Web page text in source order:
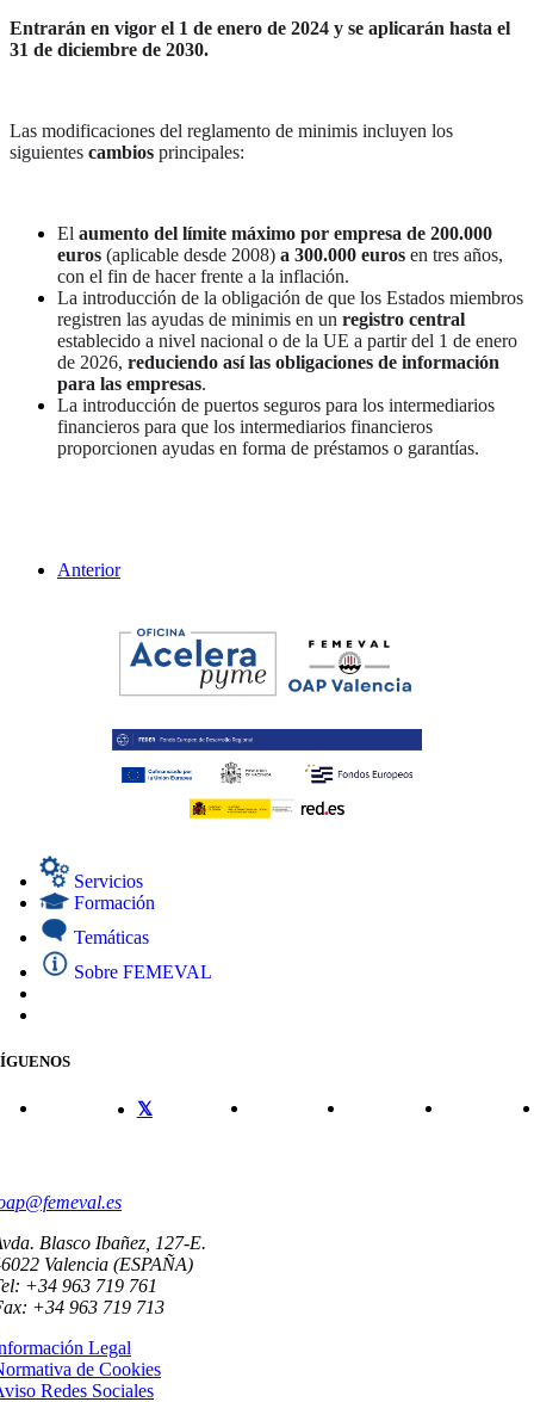
Entrarán en vigor el 1 de enero de 2024 y se aplicarán hasta el
31 de diciembre de 2030.
Las modificaciones del reglamento de minimis incluyen los
siguientes cambios principales:
El aumento del límite máximo por empresa de 200.000
euros (aplicable desde 2008) a 300.000 euros en tres años,
con el fin de hacer frente a la inflación.
La introducción de la obligación de que los Estados miembros
registren las ayudas de minimis en un registro central
establecido a nivel nacional o de la UE a partir del 1 de enero
de 2026, reduciendo así las obligaciones de información
para las empresas.
La introducción de puertos seguros para los intermediarios
financieros para que los intermediarios financieros
proporcionen ayudas en forma de préstamos o garantías.
Anterior
Servicios
Formación
Temáticas
Sobre FEMEVAL
Blasco Ibañez, 127-E.
Valencia (ESPAÑA)
+34 963 719 761
+34 963 719 713
Legal
de Cookies
Redes Sociales